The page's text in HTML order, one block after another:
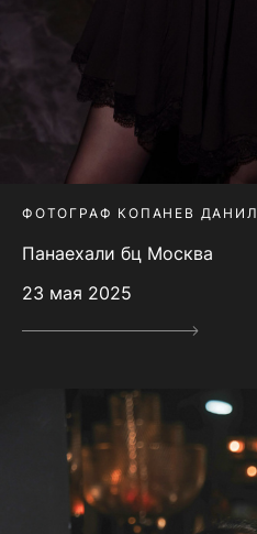
ФОТОГРАФ КОПАНЕВ ДАНИЛ
Панаехали бц Москва
23 мая 2025